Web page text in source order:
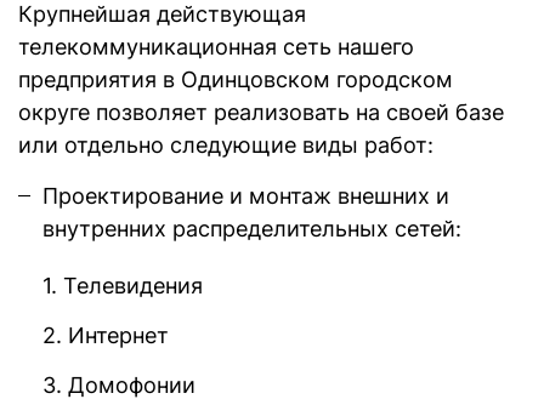
Крупнейшая действующая
телекоммуникационная сеть нашего
предприятия в Одинцовском городском
округе позволяет реализовать на своей базе
или отдельно следующие виды работ:
Проектирование и монтаж внешних и
внутренних распределительных сетей:
Телевидения
Интернет
Домофонии